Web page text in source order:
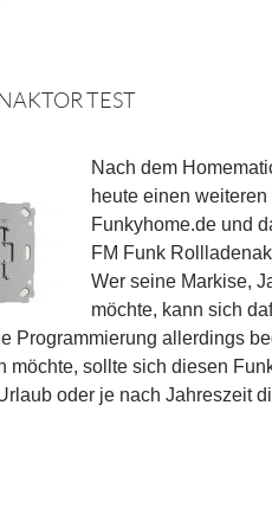
TEST
Nach dem
heute einen
Funkyhome.de und
FM Funk
Wer seine Markise,
möchte, kann sich
Programmierung allerdings
möchte, sollte sich diesen
oder je nach Jahreszeit